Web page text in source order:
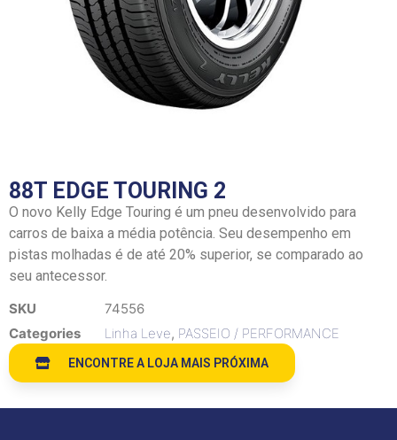
88T EDGE TOURING 2
O novo Kelly Edge Touring é um pneu desenvolvido para
carros de baixa a média potência. Seu desempenho em
pistas molhadas é de até 20% superior, se comparado ao
seu antecessor.
SKU
74556
Categories
Linha Leve, PASSEIO / PERFORMANCE
ENCONTRE A LOJA MAIS PRÓXIMA